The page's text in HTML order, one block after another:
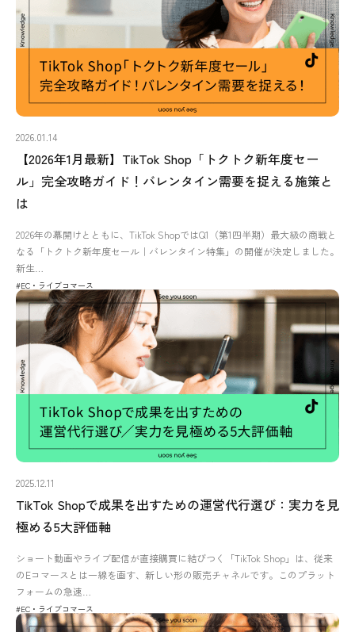
2026.01.14
【2026年1月最新】TikTok Shop「トクトク新年度セー
ル」完全攻略ガイド！バレンタイン需要を捉える施策と
は
2026年の幕開けとともに、TikTok ShopではQ1（第1四半期）最大級の商戦と
なる「トクトク新年度セール｜バレンタイン特集」の開催が決定しました。
新生…
#EC・ライブコマース
2025.12.11
TikTok Shopで成果を出すための運営代行選び：実力を見
極める5大評価軸
ショート動画やライブ配信が直接購買に結びつく「TikTok Shop」は、従来
のEコマースとは一線を画す、新しい形の販売チャネルです。このプラット
フォームの急速…
#EC・ライブコマース